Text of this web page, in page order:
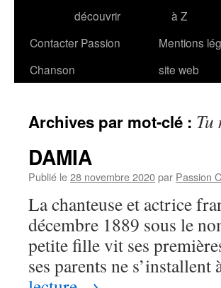
découvrir
à Z
Contacter Passion
Chanson
Mentions
site web
Archives par mot-clé : Tu
DAMIA
Publié le28 novembre 2020par Passion
La chanteuse et actrice
décembre 1889 sous le
petite fille vit ses
ses parents ne